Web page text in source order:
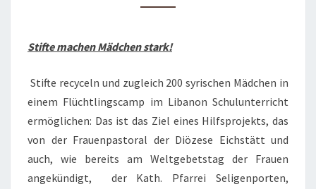
Stifte machen Mädchen stark!
Stifte recyceln und zugleich 200 syrischen Mädchen in
einem Flüchtlingscamp im Libanon Schulunterricht
ermöglichen: Das ist das Ziel eines Hilfsprojekts, das
von der Frauenpastoral der Diözese Eichstätt und
auch, wie bereits am Weltgebetstag der Frauen
angekündigt, der Kath. Pfarrei Seligenporten,